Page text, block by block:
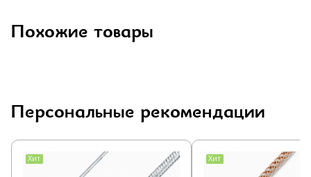
Похожие товары
Персональные рекомендации